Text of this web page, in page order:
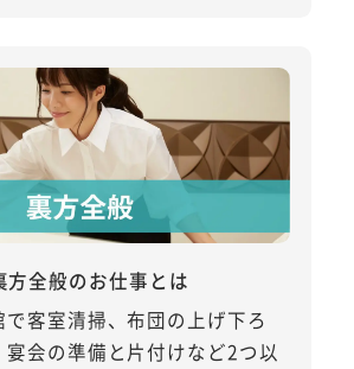
方全般のお仕事とは
で客室清掃、布団の上げ下ろ
宴会の準備と片付けなど2つ以